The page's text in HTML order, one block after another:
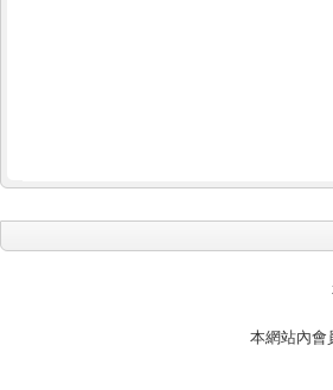
本網站內會